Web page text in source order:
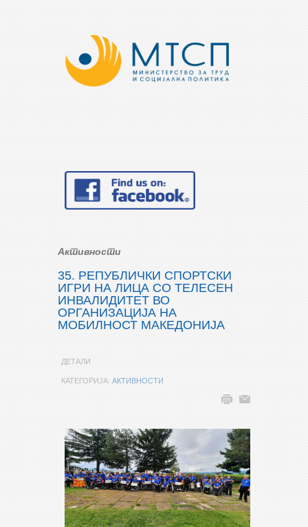
Активности
35. РЕПУБЛИЧКИ СПОРТСКИ
ИГРИ НА ЛИЦА СО ТЕЛЕСЕН
ИНВАЛИДИТЕТ ВО
ОРГАНИЗАЦИЈА НА
МОБИЛНОСТ МАКЕДОНИЈА
ДЕТАЛИ
КАТЕГОРИЈА: АКТИВНОСТИ